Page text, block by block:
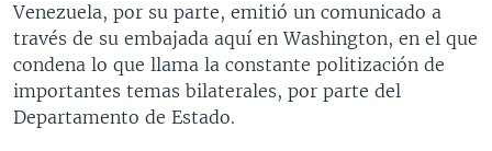
VENEZUELA
BRASIL
NICARAGUA
ECONOMÍA
ENTRETENIMIENTO Y CULTURA
TECNOLOGÍA
MULTIMEDIA
VIDEOS
FOTOGRAFÍA
PROGRAMAS TV
EL MUNDO AL DÍA
RADIO
Venezuela, por su parte, emitió un comunicado a
través de su embajada aquí en Washington, en el que
condena lo que llama la constante politización de
importantes temas bilaterales, por parte del
Departamento de Estado.